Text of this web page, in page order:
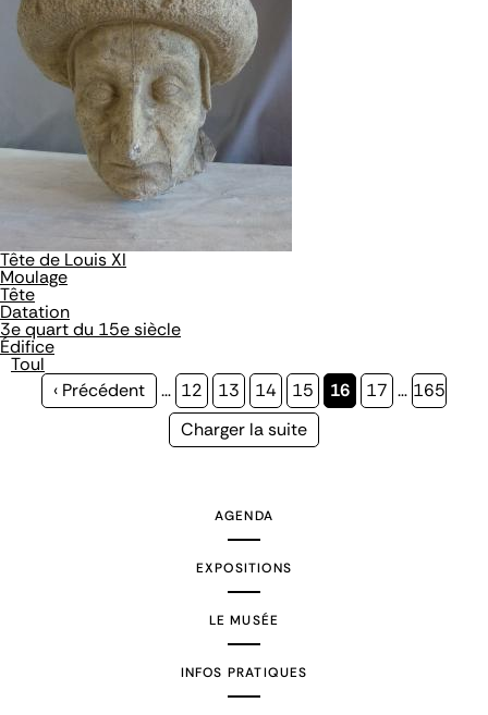
Tête de Louis XI
Moulage
Tête
Datation
3e quart du 15e siècle
Édifice
Toul
Page
‹ Précédent … Page
12 Page
13 Page
14 Page
15
Page
16 Page
17 … Page
165
Page
Charger la suite
AGENDA
EXPOSITIONS
LE MUSÉE
INFOS PRATIQUES